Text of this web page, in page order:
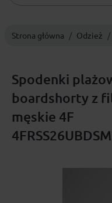
Strona główna Odzież
Spodenki
boardshorty z
męskie 4F